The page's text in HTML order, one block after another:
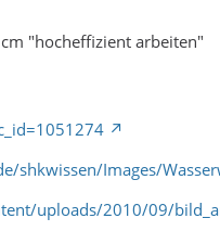
"hocheffizient arbeiten"
Images/
uploads/2010/09/